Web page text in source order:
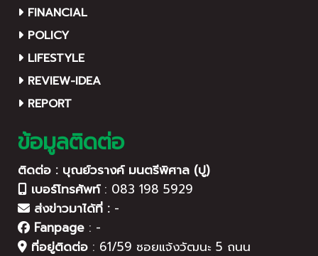
FINANCIAL
POLICY
LIFESTYLE
REVIEW-IDEA
REPORT
ข้อมูลติดต่อ
ติดต่อ : บุณย์วรางค์ มนตรีพิศาล (ปู)
เบอร์โทรศัพท์: 083 198 5929
ส่งข่าวมาได้ที่ : -
Fanpage : -
ที่อยู่ติดต่อ : 61/59 ซอยแจ้งวัฒนะ 5 ถนน